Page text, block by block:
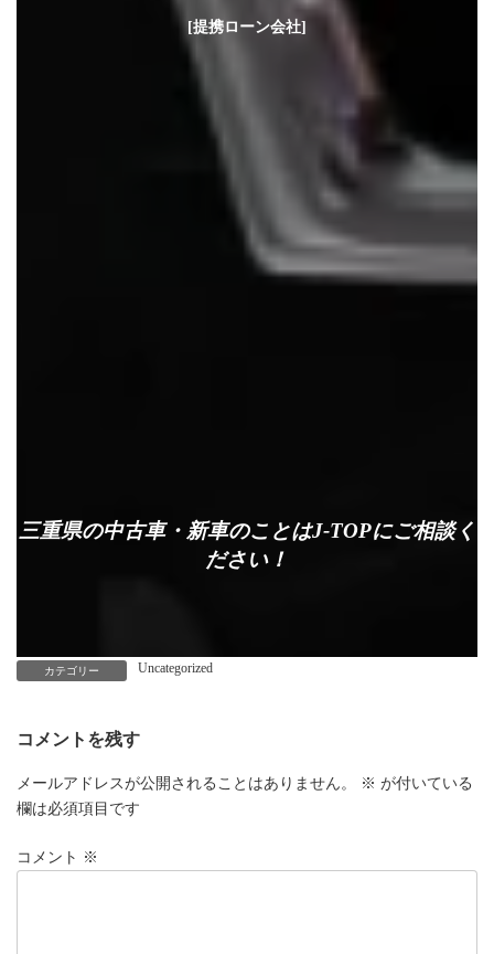
[提携ローン会社]
プレミア ファイナンシャルサービス
オリエントコーポレーション
三重県の中古車・新車のことはJ-TOPにご相談く
ださい！
カテゴリー Uncategorized
コメントを残す
メールアドレスが公開されることはありません。 ※ が付いている
欄は必須項目です
コメント ※